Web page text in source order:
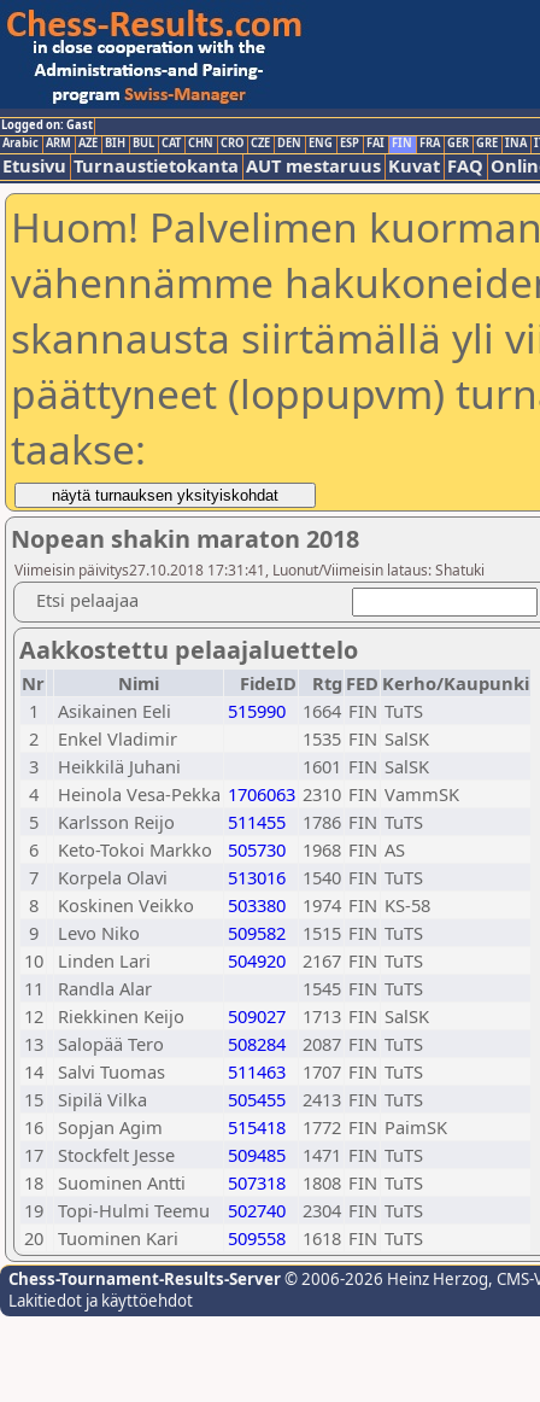
Logged on: Gast
Arabic ARM AZE BIH BUL CAT CHN CRO CZE DEN ENG ESP FAI FIN FRA GER GRE INA
Etusivu Turnaustietokanta AUT mestaruus Kuvat FAQ
Huom! Palvelimen
vähennämme
skannausta siirtämällä yli
päättyneet (loppupvm)
taakse:
Nopean shakin maraton 2018
Viimeisin päivitys27.10.2018 17:31:41, Luonut/Viimeisin lataus: Shatuki
Etsi pelaajaa
Aakkostettu pelaajaluettelo
Nr Nimi FideID Rtg FED Kerho/Kaupunki
1
Asikainen Eeli 515990 1664 FIN TuTS
2
Enkel Vladimir 1535 FIN SalSK
3
Heikkilä Juhani 1601 FIN SalSK
4
Heinola Vesa-Pekka 1706063 2310 FIN VammSK
5
Karlsson Reijo 511455 1786 FIN TuTS
6
Keto-Tokoi Markko 505730 1968 FIN AS
7
Korpela Olavi 513016 1540 FIN TuTS
8
Koskinen Veikko 503380 1974 FIN KS-58
9
Levo Niko 509582 1515 FIN TuTS
10
Linden Lari 504920 2167 FIN TuTS
11
Randla Alar 1545 FIN TuTS
12
Riekkinen Keijo 509027 1713 FIN SalSK
13
Salopää Tero 508284 2087 FIN TuTS
14
Salvi Tuomas 511463 1707 FIN TuTS
15
Sipilä Vilka 505455 2413 FIN TuTS
16
Sopjan Agim 515418 1772 FIN PaimSK
17
Stockfelt Jesse 509485 1471 FIN TuTS
18
Suominen Antti 507318 1808 FIN TuTS
19 Topi-Hulmi Teemu 502740 2304 FIN TuTS
20 Tuominen Kari 509558 1618 FIN TuTS
Chess-Tournament-Results-Server© 2006-2026 Heinz Herzog,
Lakitiedot ja käyttöehdot